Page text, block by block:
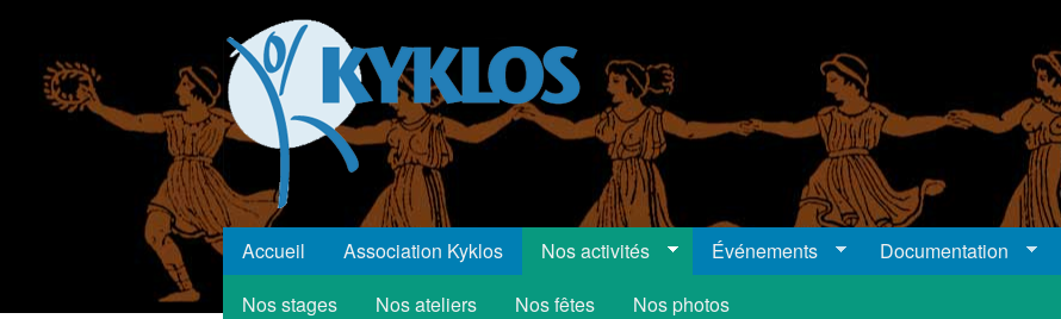
Main menu
Accueil Association Kyklos
Nos activités
Nos stages
Nos ateliers Nos fêtes Nos photos
Événements Documentation